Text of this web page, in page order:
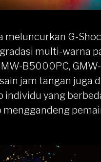
meluncurkan G-
multi-warna
B5000PC,
jam tangan
individu yang
menggandeng